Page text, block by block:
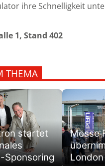
ihre Schnelligkeit
1, Stand 402
THEMA
startet
Sponsoring
Messe
London